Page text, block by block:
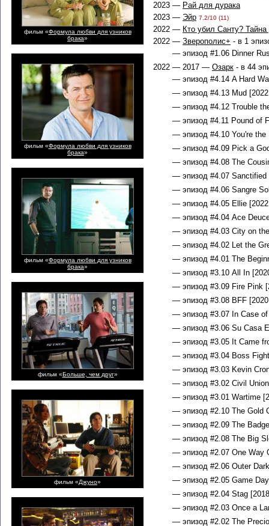
фильм «Формула любви для узников
брака»
фильм «Формула любви для узников
брака»
фильм «Формула любви для узников
брака»
фильм «Больше, чем друг»
фильм «Джуно»
2023 — Рай для дурака
2023 — Эйр 7.2/10 (11)
2022 — Кто убил Санту?
2022 — Зверополис+ - в 1
— эпизод #1.06 Dinner
2022 — 2017 — Озарк - в 44
— эпизод #4.14 A Hard
— эпизод #4.13 Mud
— эпизод #4.12 Trouble
— эпизод #4.11 Pound of
— эпизод #4.10 You're the
— эпизод #4.09 Pick a
— эпизод #4.08 The
— эпизод #4.07 Sanctified
— эпизод #4.06 Sangre
— эпизод #4.05 Ellie
— эпизод #4.04 Ace
— эпизод #4.03 City on
— эпизод #4.02 Let the
— эпизод #4.01 The
— эпизод #3.10 All In
— эпизод #3.09 Fire Pink
— эпизод #3.08 BFF
— эпизод #3.07 In Case
— эпизод #3.06 Su Casa
— эпизод #3.05 It Came
— эпизод #3.04 Boss
— эпизод #3.03 Kevin
— эпизод #3.02 Civil
— эпизод #3.01 Wartime
— эпизод #2.10 The Gold
— эпизод #2.09 The
— эпизод #2.08 The Big
— эпизод #2.07 One Way
— эпизод #2.06 Outer
— эпизод #2.05 Game
— эпизод #2.04 Stag
— эпизод #2.03 Once a
— эпизод #2.02 The